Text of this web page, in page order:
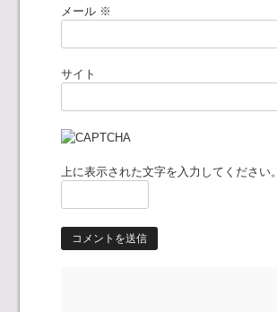
メール ※
サイト
上に表示された文字を入力してください。